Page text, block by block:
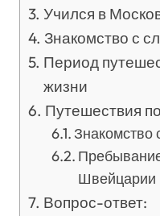
Учился в
Знакомство с
Период
жизни
Путешествия
Знакомство
Швейцарии
Вопрос-ответ: